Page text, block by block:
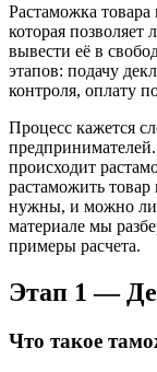
Растаможка
которая позволяет
вывести её в
этапов: подачу
контроля, оплату
Процесс кажется
происходит
растаможить
нужны, и можно ли
материале мы
примеры расчета.
Этап 1 —
Что такое